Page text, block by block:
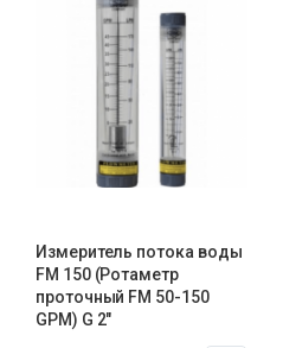
Измеритель потока воды
FM 150 (Ротаметр
проточный FM 50-150
GPM) G 2″